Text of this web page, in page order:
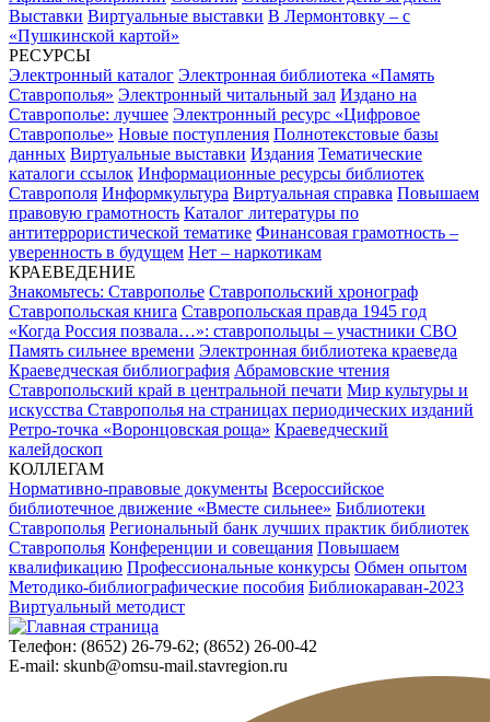
Выставки Виртуальные выставки В Лермонтовку – с
«Пушкинской картой»
РЕСУРСЫ
Электронный каталог Электронная библиотека «Память
Ставрополья» Электронный читальный зал Издано на
Ставрополье: лучшее Электронный ресурс «Цифровое
Ставрополье» Новые поступления Полнотекстовые базы
данных Виртуальные выставки Издания Тематические
каталоги ссылок Информационные ресурсы библиотек
Ставрополя Информкультура Виртуальная справка Повышаем
правовую грамотность Каталог литературы по
антитеррористической тематике Финансовая грамотность –
уверенность в будущем Нет – наркотикам
КРАЕВЕДЕНИЕ
Знакомьтесь: Ставрополье Ставропольский хронограф
Ставропольская книга Ставропольская правда 1945 год
«Когда Россия позвала…»: ставропольцы – участники СВО
Память сильнее времени Электронная библиотека краеведа
Краеведческая библиография Абрамовские чтения
Ставропольский край в центральной печати Мир культуры и
искусства Ставрополья на страницах периодических изданий
Ретро-точка «Воронцовская роща» Краеведческий
калейдоскоп
КОЛЛЕГАМ
Нормативно-правовые документы Всероссийское
библиотечное движение «Вместе сильнее» Библиотеки
Ставрополья Региональный банк лучших практик библиотек
Ставрополья Конференции и совещания Повышаем
квалификацию Профессиональные конкурсы Обмен опытом
Методико-библиографические пособия Библиокараван-2023
Виртуальный методист
Телефон: (8652) 26-79-62; (8652) 26-00-42
E-mail: skunb@omsu-mail.stavregion.ru